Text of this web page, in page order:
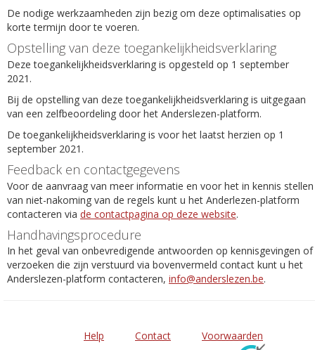
De nodige werkzaamheden zijn bezig om deze optimalisaties op
korte termijn door te voeren.
Opstelling van deze toegankelijkheidsverklaring
Deze toegankelijkheidsverklaring is opgesteld op 1 september
2021.
Bij de opstelling van deze toegankelijkheidsverklaring is uitgegaan
van een zelfbeoordeling door het Anderslezen-platform.
De toegankelijkheidsverklaring is voor het laatst herzien op 1
september 2021.
Feedback en contactgegevens
Voor de aanvraag van meer informatie en voor het in kennis stellen
van niet-nakoming van de regels kunt u het Anderlezen-platform
contacteren via de contactpagina op deze website.
Handhavingsprocedure
In het geval van onbevredigende antwoorden op kennisgevingen of
verzoeken die zijn verstuurd via bovenvermeld contact kunt u het
Anderslezen-platform contacteren, info@anderslezen.be.
Help Contact
Voorwaarden